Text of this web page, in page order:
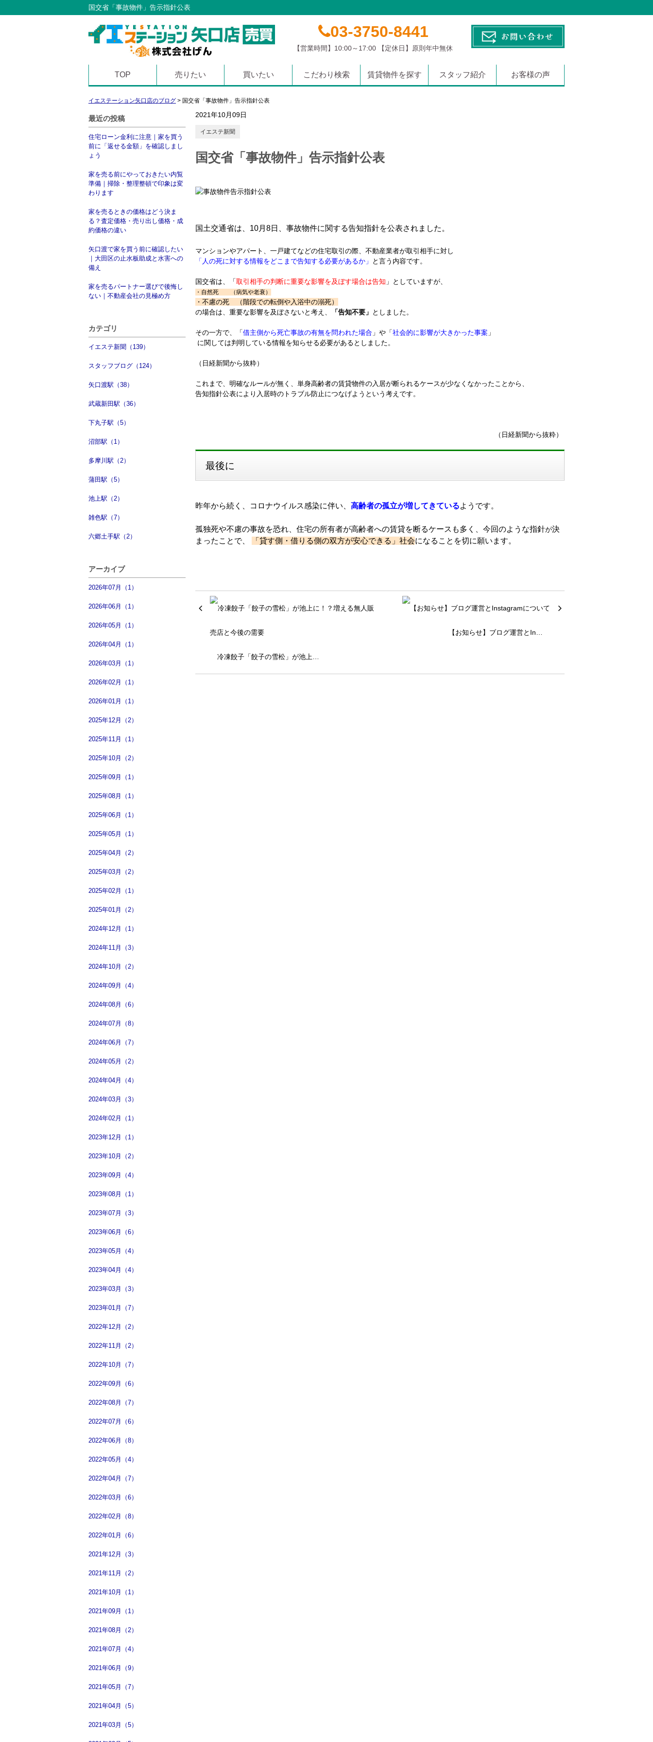
国交省「事故物件」告示指針公表
03-3750-8441
【営業時間】10:00～17:00 【定休日】原則年中無休
TOP 売りたい 買いたい こだわり検索 賃貸物件を探す スタッフ紹介 お客様の声
イエステーション矢口店のブログ > 国交省「事故物件」告示指針公表
最近の投稿
住宅ローン金利に注意｜家を買う
前に「返せる金額」を確認しまし
ょう
家を売る前にやっておきたい内覧
準備｜掃除・整理整頓で印象は変
わります
家を売るときの価格はどう決ま
る？査定価格・売り出し価格・成
約価格の違い
矢口渡で家を買う前に確認したい
｜大田区の止水板助成と水害への
備え
家を売るパートナー選びで後悔し
ない｜不動産会社の見極め方
カテゴリ
イエステ新聞（139）
スタッフブログ（124）
矢口渡駅（38）
武蔵新田駅（36）
下丸子駅（5）
沼部駅（1）
多摩川駅（2）
蒲田駅（5）
池上駅（2）
雑色駅（7）
六郷土手駅（2）
アーカイブ
2026年07月（1）
2026年06月（1）
2026年05月（1）
2026年04月（1）
2026年03月（1）
2026年02月（1）
2026年01月（1）
2025年12月（2）
2025年11月（1）
2025年10月（2）
2025年09月（1）
2025年08月（1）
2025年06月（1）
2025年05月（1）
2025年04月（2）
2025年03月（2）
2025年02月（1）
2025年01月（2）
2024年12月（1）
2024年11月（3）
2024年10月（2）
2024年09月（4）
2024年08月（6）
2024年07月（8）
2024年06月（7）
2024年05月（2）
2024年04月（4）
2024年03月（3）
2024年02月（1）
2023年12月（1）
2023年10月（2）
2023年09月（4）
2023年08月（1）
2023年07月（3）
2023年06月（6）
2023年05月（4）
2023年04月（4）
2023年03月（3）
2023年01月（7）
2022年12月（2）
2022年11月（2）
2022年10月（7）
2022年09月（6）
2022年08月（7）
2022年07月（6）
2022年06月（8）
2022年05月（4）
2022年04月（7）
2022年03月（6）
2022年02月（8）
2022年01月（6）
2021年12月（3）
2021年11月（2）
2021年10月（1）
2021年09月（1）
2021年08月（2）
2021年07月（4）
2021年06月（9）
2021年05月（7）
2021年04月（5）
2021年03月（5）
2021年10月09日
イエステ新聞
国交省「事故物件」告示指針公表
国土交通省は、10月8日、事故物件に関する告知指針を公表されました。
マンションやアパート、一戸建てなどの住宅取引の際、不動産業者が取引相手に対し
「人の死に対する情報をどこまで告知する必要があるか」
と言う内容です。
国交省は、「取引相手の判断に重要な影響を及ぼす場合は告知 」としていますが、
・自然死 （病気や老衰）
・不慮の死 （階段での転倒や入浴中の溺死）
の場合は、重要な影響を及ぼさないと考え、
「告知不要」 としました。
その一方で、「借主側から死亡事故の有無を問われた場合 」や「社会的に影響が大きかった事案 」
に関しては判明している情報を知らせる必要があるとしました。
（日経新聞から抜粋）
これまで、明確なルールが無く、単身高齢者の賃貸物件の入居が断られるケースが少なくなかったことから、
告知指針公表により入居時のトラブル防止につなげようという考えです。
（日経新聞から抜粋）
最後に
昨年から続く、コロナウイルス感染に伴い、 高齢者の孤立が増してきているようです。
孤独死や不慮の事故を恐れ、住宅の所有者が高齢者への賃貸を断るケースも多く、今回のような指針が決
まったことで、
「貸す側・借りる側の双方が安心できる」社会になることを切に願います。
冷凍餃子「餃子の雪松」が池上…
【お知らせ】ブログ運営とIn…